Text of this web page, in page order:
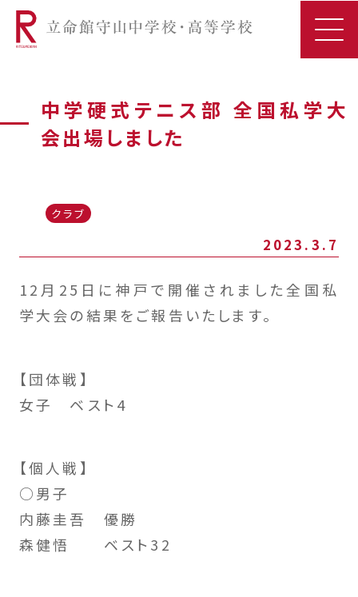
中学硬式テニス部 全国私学大
会出場しました
クラブ
2023.3.7
12月25日に神戸で開催されました全国私
学大会の結果をご報告いたします。
【団体戦】
女子 ベスト4
【個人戦】
○男子
内藤圭吾 優勝
森健悟 ベスト32